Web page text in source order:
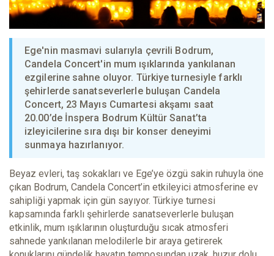
Ege'nin masmavi sularıyla çevrili Bodrum,
Candela Concert'in mum ışıklarında yankılanan
ezgilerine sahne oluyor. Türkiye turnesiyle farklı
şehirlerde sanatseverlerle buluşan Candela
Concert, 23 Mayıs Cumartesi akşamı saat
20.00’de İnspera Bodrum Kültür Sanat’ta
izleyicilerine sıra dışı bir konser deneyimi
sunmaya hazırlanıyor.
Beyaz evleri, taş sokakları ve Ege’ye özgü sakin ruhuyla öne
çıkan Bodrum, Candela Concert’in etkileyici atmosferine ev
sahipliği yapmak için gün sayıyor. Türkiye turnesi
kapsamında farklı şehirlerde sanatseverlerle buluşan
etkinlik, mum ışıklarının oluşturduğu sıcak atmosferi
sahnede yankılanan melodilerle bir araya getirerek